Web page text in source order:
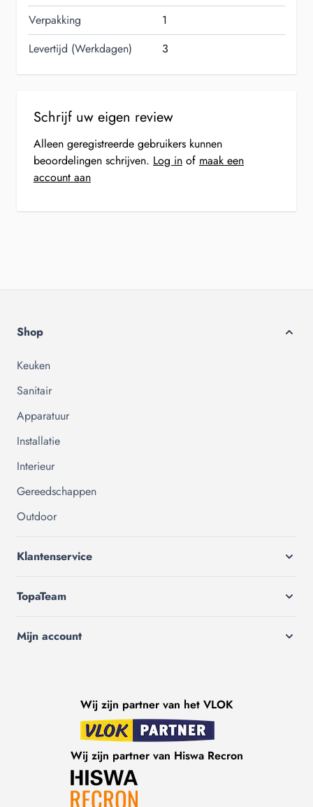
Verpakking
1
Levertijd (Werkdagen)
3
Schrijf uw eigen review
Alleen geregistreerde gebruikers kunnen
beoordelingen schrijven. Log in of maak een
account aan
Shop
Keuken
Sanitair
Apparatuur
Installatie
Interieur
Gereedschappen
Outdoor
Klantenservice
TopaTeam
Mijn account
Wij zijn partner van het VLOK
Wij zijn partner van Hiswa Recron